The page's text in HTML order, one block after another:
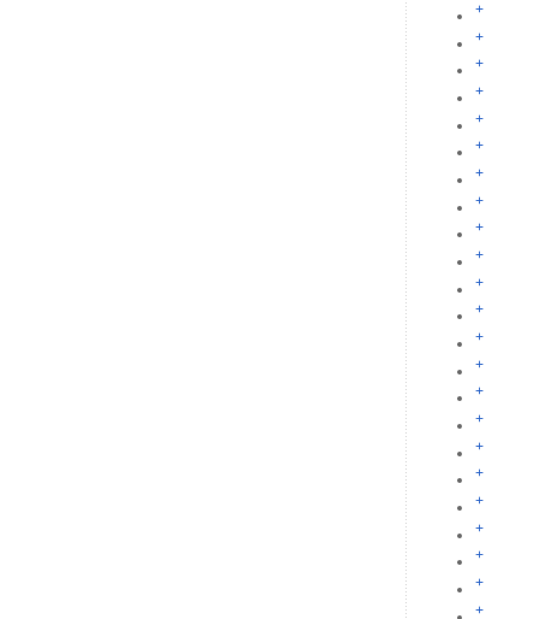
+
+
+
+
+
+
+
+
+
+
+
+
+
+
+
+
+
+
+
+
+
+
+